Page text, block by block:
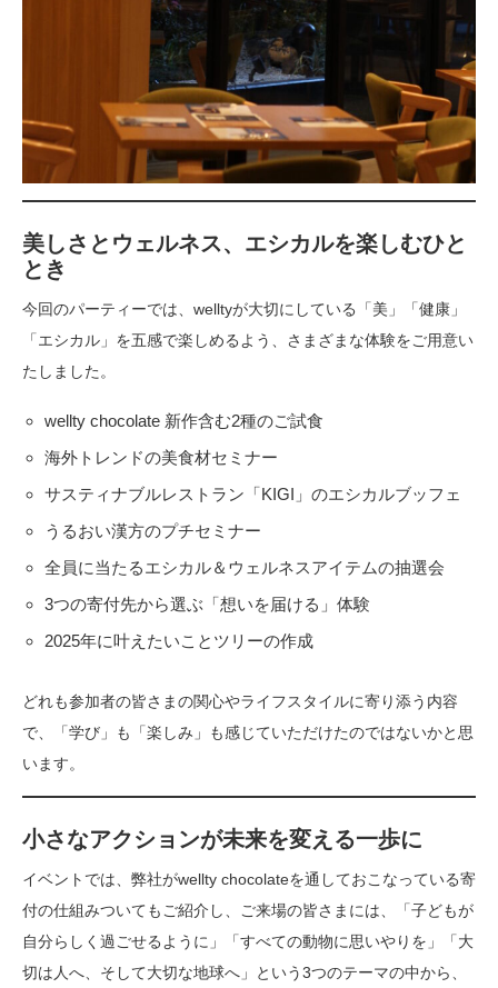
美しさとウェルネス、エシカルを楽しむひと
とき
今回のパーティーでは、welltyが大切にしている「美」「健康」
「エシカル」を五感で楽しめるよう、さまざまな体験をご用意い
たしました。
wellty chocolate 新作含む2種のご試食
海外トレンドの美食材セミナー
サスティナブルレストラン「KIGI」のエシカルブッフェ
うるおい漢方のプチセミナー
全員に当たるエシカル＆ウェルネスアイテムの抽選会
3つの寄付先から選ぶ「想いを届ける」体験
2025年に叶えたいことツリーの作成
どれも参加者の皆さまの関心やライフスタイルに寄り添う内容
で、「学び」も「楽しみ」も感じていただけたのではないかと思
います。
小さなアクションが未来を変える一歩に
イベントでは、弊社がwellty chocolateを通しておこなっている寄
付の仕組みついてもご紹介し、ご来場の皆さまには、「子どもが
自分らしく過ごせるように」「すべての動物に思いやりを」「大
切は人へ、そして大切な地球へ」という3つのテーマの中から、